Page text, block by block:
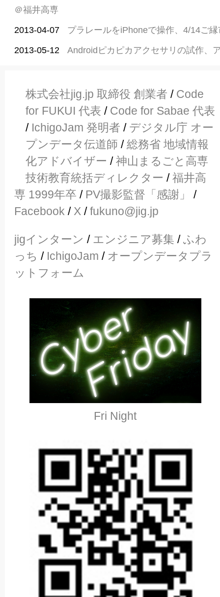
＠福井高専
2013-04-07 プラレールをiPhoneで操作、4/14ご
2013-05-12 Androidピカピカアクセサリの試作、
株式会社jig.jp 取締役 創業者 / Code
for FUKUI 代表 / Code for Sabae 代表
/ IchigoJam 発明者 / デジタル庁 オー
プンデータ伝道師 /総務省 地域情報
化アドバイザー /神山まるごと高専
技術教育統括ディレクター /福井高
専 1999年卒 / PV撮影監督「感謝」
/
Facebook / X /fukuno@jig.jp
jigインターン / エンジニア募集 /ふわ
っち / IchigoJam / オープンデータプラ
ットフォーム
Fri Night